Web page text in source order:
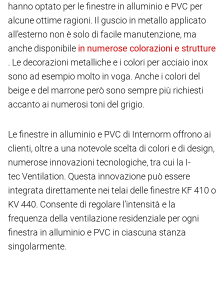
hanno optato per le finestre in alluminio e PVC per
alcune ottime ragioni. Il guscio in metallo applicato
all’esterno non è solo di facile manutenzione, ma
anche disponibile
. Le decorazioni metalliche e i colori per acciaio inox
sono ad esempio molto in voga. Anche i colori del
beige e del marrone però sono sempre più richiesti
accanto ai numerosi toni del grigio.
Le finestre in alluminio e PVC di Internorm offrono ai
clienti, oltre a una notevole scelta di colori e di design,
numerose innovazioni tecnologiche, tra cui la I-
tec Ventilation. Questa innovazione può essere
integrata direttamente nei telai delle finestre KF 410 o
KV 440. Consente di regolare l’intensità e la
frequenza della ventilazione residenziale per ogni
finestra in alluminio e PVC in ciascuna stanza
singolarmente.